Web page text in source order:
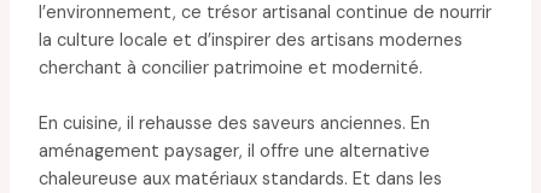
l’environnement, ce trésor artisanal continue de nourrir
la culture locale et d’inspirer des artisans modernes
cherchant à concilier patrimoine et modernité.
En cuisine, il rehausse des saveurs anciennes. En
aménagement paysager, il offre une alternative
chaleureuse aux matériaux standards. Et dans les